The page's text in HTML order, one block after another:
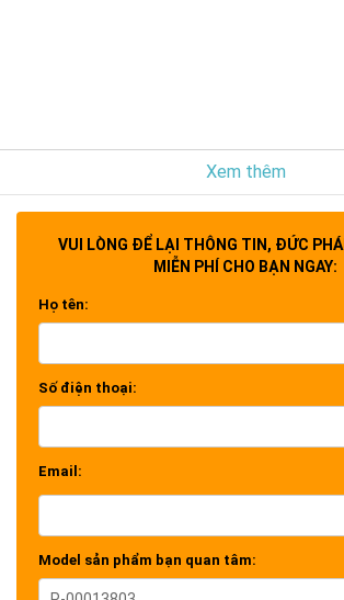
Xem thêm
VUI LÒNG ĐỂ LẠI THÔNG TIN, ĐỨC
MIỄN PHÍ CHO BẠN NGAY:
Họ tên:
Số điện thoại:
Email:
Model sản phẩm bạn quan tâm: